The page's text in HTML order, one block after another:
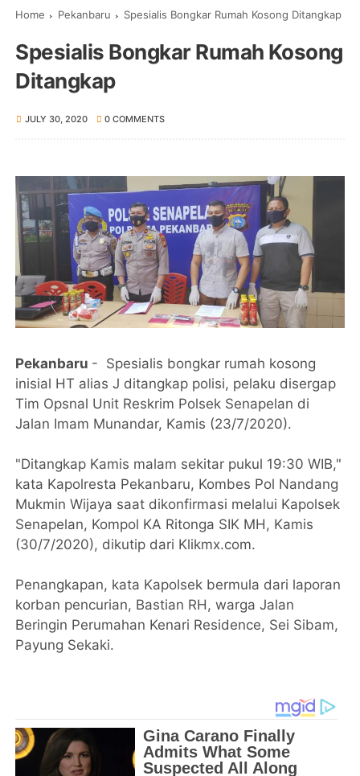
Home Pekanbaru Spesialis Bongkar Rumah Kosong Ditangkap
Spesialis Bongkar Rumah Kosong
Ditangkap
JULY 30, 2020 0 COMMENTS
Pekanbaru - Spesialis bongkar rumah kosong
inisial HT alias J ditangkap polisi, pelaku disergap
Tim Opsnal Unit Reskrim Polsek Senapelan di
Jalan Imam Munandar, Kamis (23/7/2020).
"Ditangkap Kamis malam sekitar pukul 19:30 WIB,"
kata Kapolresta Pekanbaru, Kombes Pol Nandang
Mukmin Wijaya saat dikonfirmasi melalui Kapolsek
Senapelan, Kompol KA Ritonga SIK MH, Kamis
(30/7/2020), dikutip dari Klikmx.com.
Penangkapan, kata Kapolsek bermula dari laporan
korban pencurian, Bastian RH, warga Jalan
Beringin Perumahan Kenari Residence, Sei Sibam,
Payung Sekaki.